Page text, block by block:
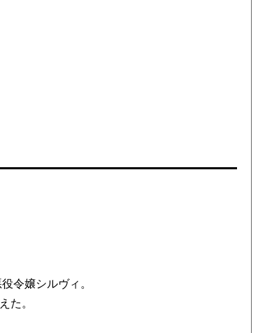
令嬢シルヴィ。
た。